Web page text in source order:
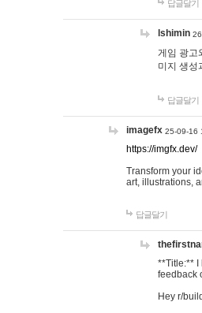
답글달기
lshimin
게임 광고
미지 생성
답글달기
imagefx 25-09-16
https://imgfx.dev/
Transform your
art, illustrations,
답글달기
**Title:** I
feedback
Hey r/